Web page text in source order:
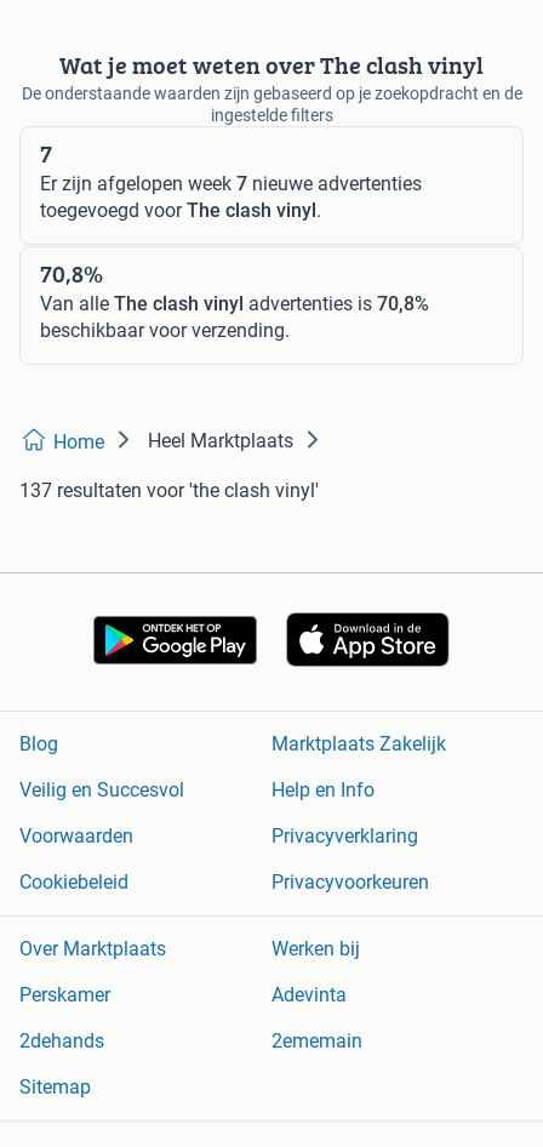
Wat je moet weten over The clash vinyl
De onderstaande waarden zijn gebaseerd op je zoekopdracht en de
ingestelde filters
7
Er zijn afgelopen week 7 nieuwe advertenties
toegevoegd voorThe clash vinyl .
70,8%
Van alle The clash vinyl advertenties is 70,8%
beschikbaar voor verzending.
Home Heel Marktplaats
137 resultaten voor 'the clash vinyl'
Blog
Marktplaats Zakelijk
Veilig en Succesvol
Help en Info
Voorwaarden
Privacyverklaring
Cookiebeleid
Privacyvoorkeuren
Over Marktplaats
Werken bij
Perskamer
Adevinta
2dehands
2ememain
Sitemap